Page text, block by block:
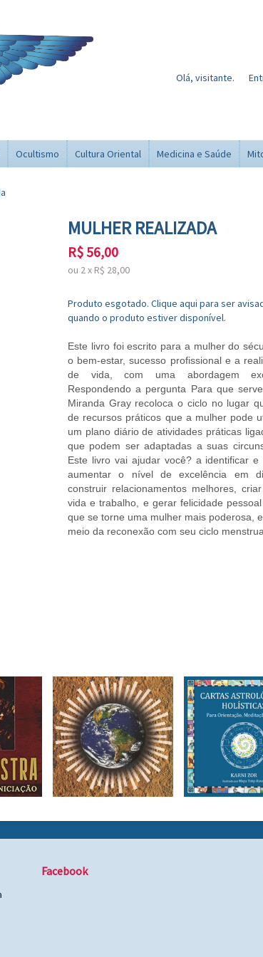
Olá, visitante.
Ocultismo Cultura Oriental Medicina e Saúde
MULHER REALIZADA
R$56,00
ou 2x R$ 28,00
Produto esgotado. Clique aqui para ser
quando o produto estiver disponível.
Este livro foi escrito para a mulher do
o bem-estar, sucesso profissional e a
de vida, com uma abordagem
Respondendo a pergunta Para que
Miranda Gray recoloca o ciclo no lugar
de recursos práticos que a mulher pode
um plano diário de atividades práticas
que podem ser adaptadas a suas
Este livro vai ajudar você? a identificar e
aumentar o nível de excelência em
construir relacionamentos melhores,
vida e trabalho, e gerar felicidade
que se torne uma mulher mais poderosa,
meio da reconexão com seu ciclo
Facebook